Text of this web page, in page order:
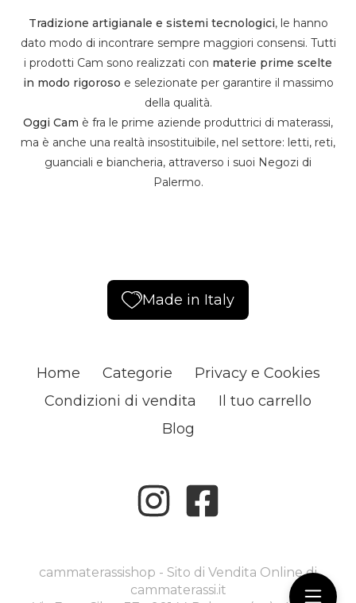
Tradizione artigianale e sistemi tecnologici, le hanno
dato modo di incontrare sempre maggiori consensi. Tutti
i prodotti Cam sono realizzati con materie prime scelte
in modo rigoroso e selezionate per garantire il massimo
della qualità.
Oggi Cam è fra le prime aziende produttrici di materassi,
ma è anche una realtà insostituibile, nel settore: letti, reti,
guanciali e biancheria, attraverso i suoi Negozi di
Palermo.
Made in Italy
Home Categorie
Privacy e Cookies
Condizioni di vendita
Il tuo carrello
Blog
cammaterassishop - Sito di Vendita Online di
cammaterassi.it